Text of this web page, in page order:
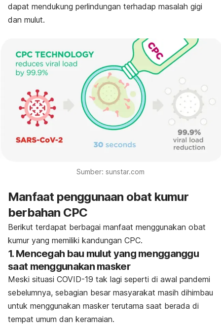
dapat mendukung perlindungan terhadap masalah gigi
dan mulut.
Sumber: sunstar.com
Manfaat penggunaan obat kumur
berbahan CPC
Berikut terdapat berbagai manfaat menggunakan obat
kumur yang memiliki kandungan CPC.
1. Mencegah bau mulut yang mengganggu
saat menggunakan masker
Meski situasi COVID-19 tak lagi seperti di awal pandemi
sebelumnya, sebagian besar masyarakat masih dihimbau
untuk menggunakan masker terutama saat berada di
tempat umum dan keramaian.